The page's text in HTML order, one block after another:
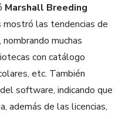
Marshall Breeding
las tendencias de
muchas
con catálogo
etc. También
software, indicando que
además de las licencias,